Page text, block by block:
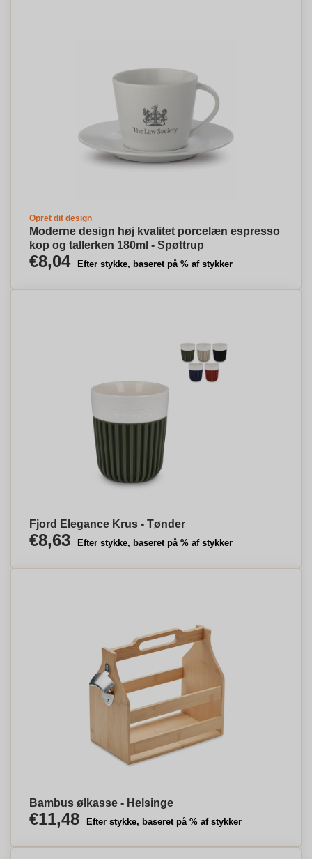
Opret dit design
Moderne design høj kvalitet porcelæn espresso
kop og tallerken 180ml - Spøttrup
€8,04 Efter stykke, baseret på % af stykker
Fjord Elegance Krus - Tønder
€8,63 Efter stykke, baseret på % af stykker
Bambus ølkasse - Helsinge
€11,48 Efter stykke, baseret på % af stykker